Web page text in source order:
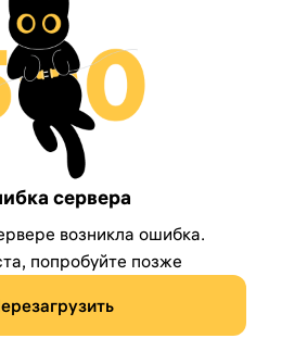
сервера
возникла ошибка.
попробуйте позже